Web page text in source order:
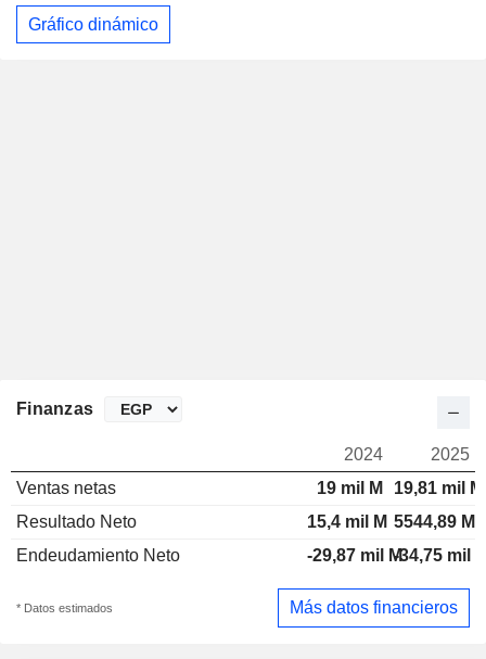
Gráfico dinámico
Finanzas
2024
2025
Ventas netas
19 mil M
19,81 mil M
Resultado Neto
15,4 mil M 5544,89 M
Endeudamiento Neto
-29,87 mil M-34,75 mil
* Datos estimados Más datos financieros